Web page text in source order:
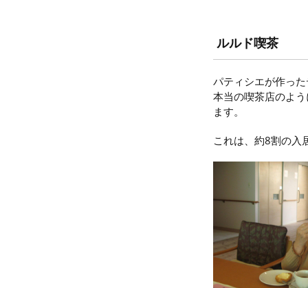
ルルド喫茶
パティシエが作っ
本当の喫茶店のよ
ます。
これは、約8割の入